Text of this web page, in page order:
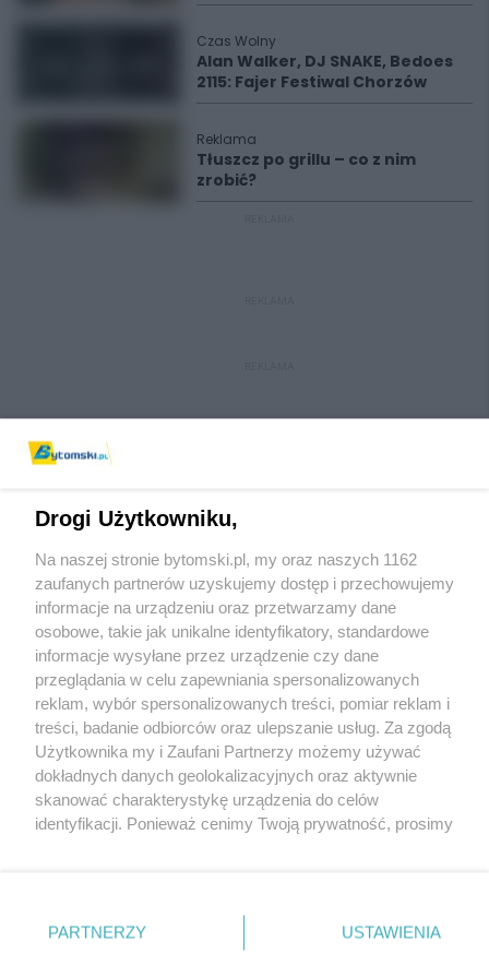
Czas Wolny
Alan Walker, DJ SNAKE, Bedoes
2115: Fajer Festiwal Chorzów
Reklama
Tłuszcz po grillu – co z nim
zrobić?
Wydawca mediów lokalnych
Nie zapomnij
zapoznać się z:
polityką prywatności regulamin korzystania z portali
Twojemiasto
Piekary Śląskie
Chorzów
Tarnowskie Góry
Gliwice
Skontaktuj sięz nami
Kontakt
Wydawca
Pogoda
Drogi Użytkowniku,
Na naszej stronie bytomski.pl, my oraz naszych 1162
zaufanych partnerów uzyskujemy dostęp i przechowujemy
informacje na urządzeniu oraz przetwarzamy dane
osobowe, takie jak unikalne identyfikatory, standardowe
informacje wysyłane przez urządzenie czy dane
przeglądania w celu zapewniania spersonalizowanych
reklam, wybór spersonalizowanych treści, pomiar reklam i
treści, badanie odbiorców oraz ulepszanie usług. Za zgodą
Użytkownika my i Zaufani Partnerzy możemy używać
dokładnych danych geolokalizacyjnych oraz aktywnie
skanować charakterystykę urządzenia do celów
identyfikacji. Ponieważ cenimy Twoją prywatność, prosimy
prywatności znajdujący się w lewym dolnym rogu strony
. Niektóre rodzaje przetwarzania danych nie wymagają
PARTNERZY USTAWIENIA